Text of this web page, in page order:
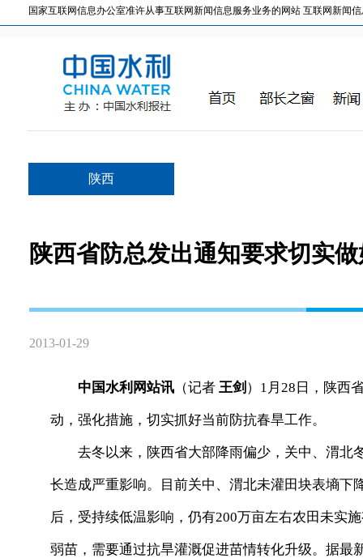
国家互联网信息办公室准许从事互联网新闻信息服务业务的网站 互联网新闻信
陕西
陕西省防总发出通知要求切实
2013-01-29
中国水利网站讯 （记者 王剑 ）1月28日，陕西
动，强化措施，切实抓好当前防抗春旱工作。
去冬以来，陕西省大部降雨偏少，关中、渭北
长造成严重影响。目前关中、渭北未灌田块表墒下
后，受持续低温影响，仍有200万亩左右农田未实
弱苗，需要通过抗旱灌溉促进苗情转化升级。据最